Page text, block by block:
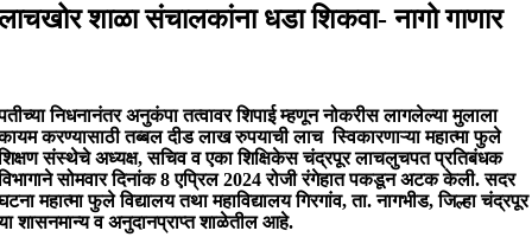
शाळा संचालकांना धडा शिकवा- नागो गाणार
निधनानंतर अनुकंपा तत्वावर शिपाई म्हणून नोकरीस लागलेल्या मुलाला
करण्यासाठी तब्बल दीड लाख रुपयाची लाच स्विकारणाऱ्या महात्मा फुले
संस्थेचे अध्यक्ष, सचिव व एका शिक्षिकेस चंद्रपूर लाचलुचपत प्रतिबंधक
सोमवार दिनांक 8 एप्रिल 2024 रोजी रंगेहात पकडून अटक केली. सदर
महात्मा फुले विद्यालय तथा महाविद्यालय गिरगांव, ता. नागभीड, जिल्हा चंद्रपूर
शासनमान्य व अनुदानप्राप्त शाळेतील आहे.